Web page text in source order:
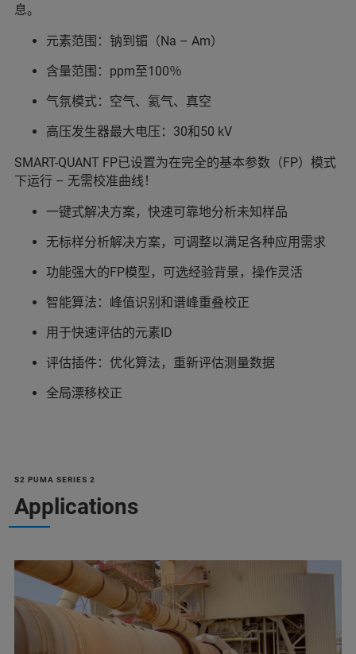
息。
元素范围：钠到镅（Na – Am）
含量范围：ppm至100％
气氛模式：空气、氦气、真空
高压发生器最大电压：30和50 kV
SMART-QUANT FP已设置为在完全的基本参数（FP）模式
下运行 – 无需校准曲线！
一键式解决方案，快速可靠地分析未知样品
无标样分析解决方案，可调整以满足各种应用需求
功能强大的FP模型，可选经验背景，操作灵活
智能算法：峰值识别和谱峰重叠校正
用于快速评估的元素ID
评估插件：优化算法，重新评估测量数据
全局漂移校正
S2 PUMA SERIES 2
Applications